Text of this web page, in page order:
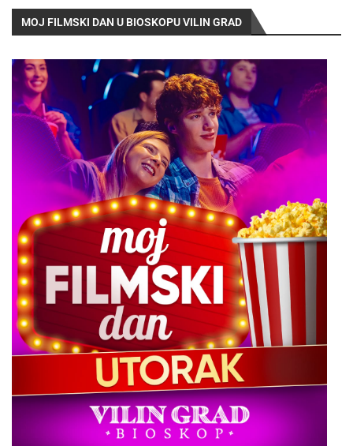
MOJ FILMSKI DAN U BIOSKOPU VILIN GRAD